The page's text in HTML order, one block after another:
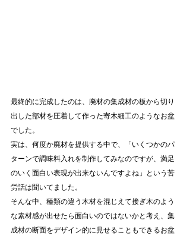
最終的に完成したのは、廃材の集成材の板から切り
出した部材を圧着して作った寄木細工のようなお盆
でした。
実は、何度か廃材を提供する中で、「いくつかのパ
ターンで調味料入れを制作してみなのですが、満足
のいく面白い表現が出来ないんですよね」という苦
労話は聞いてました。
そんな中、種類の違う木材を混じえて接ぎ木のよう
な素材感が出せたら面白いのではないかと考え、集
成材の断面をデザイン的に見せることもできるお盆